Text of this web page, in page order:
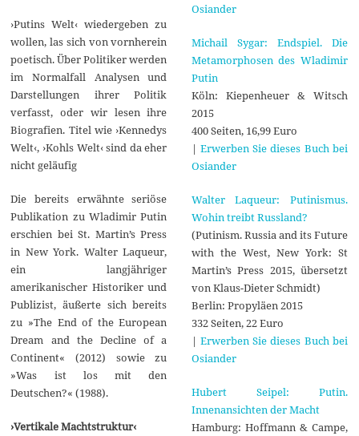
›Putins Welt‹ wiedergeben zu
wollen, las sich von vornherein
poetisch. Über Politiker werden
im Normalfall Analysen und
Darstellungen ihrer Politik
verfasst, oder wir lesen ihre
Biografien. Titel wie ›Kennedys
Welt‹, ›Kohls Welt‹ sind da eher
nicht geläufig
Die bereits erwähnte seriöse
Publikation zu Wladimir Putin
erschien bei St. Martin’s Press
in New York. Walter Laqueur,
ein langjähriger
amerikanischer Historiker und
Publizist, äußerte sich bereits
zu »The End of the European
Dream and the Decline of a
Continent« (2012) sowie zu
»Was ist los mit den
Deutschen?« (1988).
›Vertikale Machtstruktur‹
Osiander
Michail Sygar: Endspiel. Die
Metamorphosen des Wladimir
Putin
Köln: Kiepenheuer & Witsch
2015
400 Seiten, 16,99 Euro
| Erwerben Sie dieses Buch bei
Osiander
Walter Laqueur: Putinismus.
Wohin treibt Russland?
(Putinism. Russia and its Future
with the West, New York: St
Martin’s Press 2015, übersetzt
von Klaus-Dieter Schmidt)
Berlin: Propyläen 2015
332 Seiten, 22 Euro
| Erwerben Sie dieses Buch bei
Osiander
Hubert Seipel: Putin.
Innenansichten der Macht
Hamburg: Hoffmann & Campe,